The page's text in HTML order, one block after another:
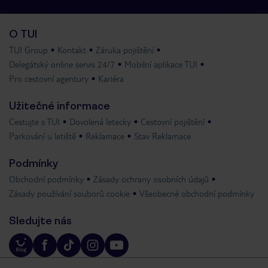
O TUI
TUI Group Kontakt
Záruka pojištění
Delegátský online servis 24/7
Mobilní aplikace TUI
Pro cestovní agentury
Kariéra
Užitečné informace
Cestujte s TUI Dovolená letecky
Cestovní pojištění
Parkování u letiště
Reklamace Stav Reklamace
Podmínky
Obchodní podmínky
Zásady ochrany osobních údajů
Zásady používání souborů cookie
Všeobecné obchodní podmínky
Sledujte nás